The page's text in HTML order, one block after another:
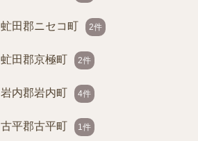
虻田郡ニセコ町 2件
虻田郡京極町 2件
岩内郡岩内町 4件
古平郡古平町 1件